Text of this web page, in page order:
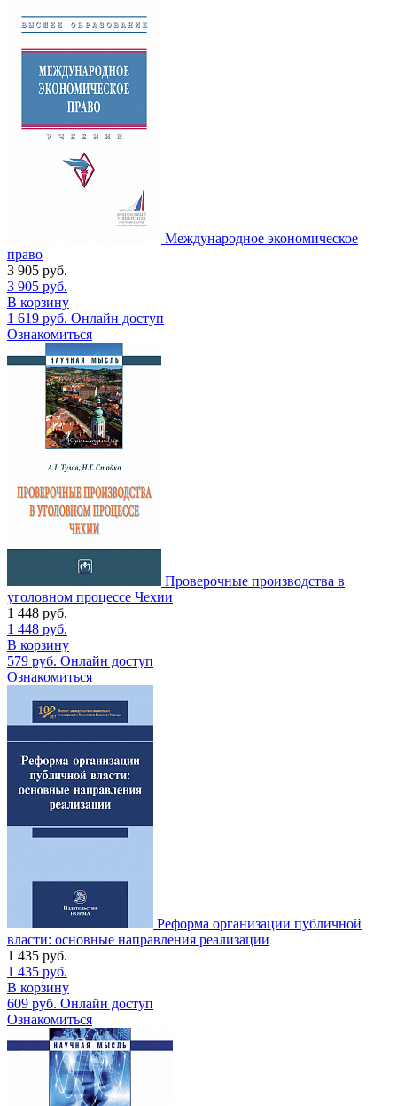
Международное экономическое
право
3 905 руб.
3 905 руб.
В корзину
1 619 руб. Онлайн доступ
Ознакомиться
Проверочные производства в
уголовном процессе Чехии
1 448 руб.
1 448 руб.
В корзину
579 руб. Онлайн доступ
Ознакомиться
Реформа организации публичной
власти: основные направления реализации
1 435 руб.
1 435 руб.
В корзину
609 руб. Онлайн доступ
Ознакомиться